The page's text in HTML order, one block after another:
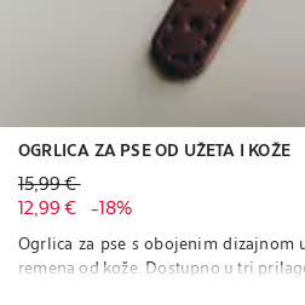
OGRLICA ZA PSE OD UŽETA I KOŽE
Stara cijena 15,99 €
15,99 €
Trenutna cijena 12,99 €
12,99 € 18% POPUST
-18%
Ogrlica za pse s obojenim dizajnom
remena od kože. Dostupno u tri